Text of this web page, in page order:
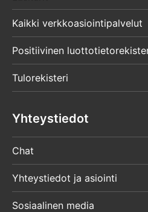
Kaikki verkkoasiointipalvelut
Positiivinen
Tulorekisteri
Yhteystiedot
Chat
Yhteystiedot ja asiointi
Sosiaalinen media